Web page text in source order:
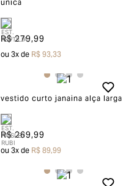
R$ 279,99
ou3x deR$ 93,33
vestido curto janaina alça larga
R$ 269,99
ou3x deR$ 89,99